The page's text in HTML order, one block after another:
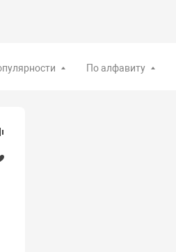
По алфавиту